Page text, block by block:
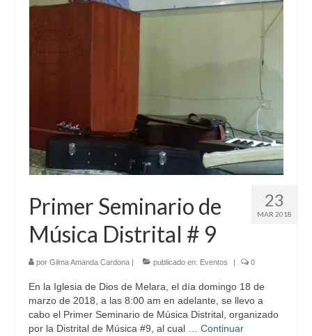
23
MAR 2018
Primer Seminario de
Música Distrital # 9
por Gilma Amanda Cardona | publicado en: Eventos | 0
En la Iglesia de Dios de Melara, el día domingo 18 de
marzo de 2018, a las 8:00 am en adelante, se llevo a
cabo el Primer Seminario de Música Distrital, organizado
por la Distrital de Música #9, al cual … Continuar